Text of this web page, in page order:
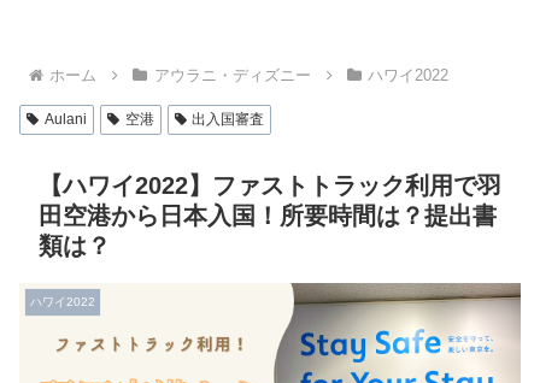
ホーム アウラニ・ディズニー ハワイ2022
Aulani 空港 出入国審査
【ハワイ2022】ファストトラック利用で羽
田空港から日本入国！所要時間は？提出書
類は？
ハワイ2022